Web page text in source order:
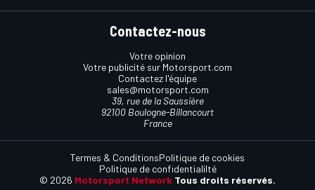
Contactez-nous
Votre opinion
Votre publicité sur Motorsport.com
Contactez l'équipe
sales@motorsport.com
39, rue de la Saussière
92100 Boulogne-Billancourt
France
© 2026 Motorsport Network Tous droits réservés.
Termes & ConditionsPolitique de cookies
Politique de confidentialilté